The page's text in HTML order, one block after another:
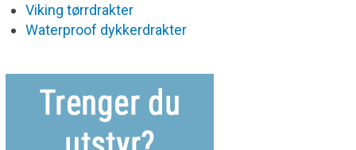
Viking tørrdrakter
Waterproof dykkerdrakter